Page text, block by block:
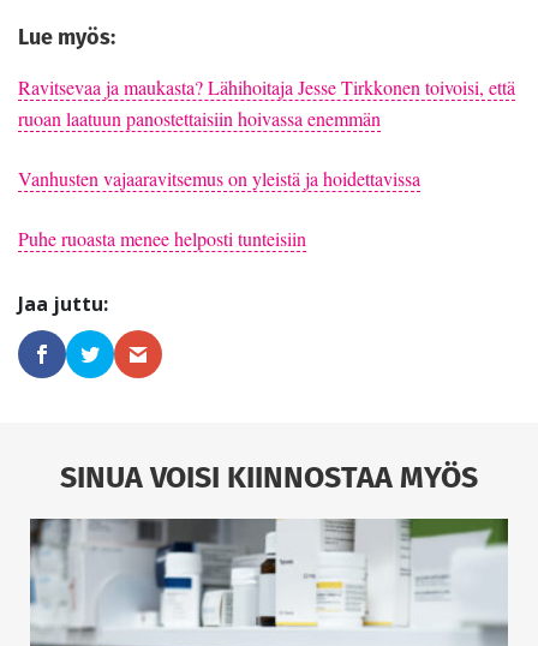
Lue myös:
Ravitsevaa ja maukasta? Lähihoitaja Jesse Tirkkonen toivoisi, että
ruoan laatuun panostettaisiin hoivassa enemmän
Vanhusten vajaaravitsemus on yleistä ja hoidettavissa
Puhe ruoasta menee helposti tunteisiin
SINUA VOISI KIINNOSTAA MYÖS